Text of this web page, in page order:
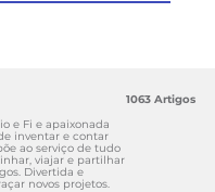
e Fi e apaixonada
inventar e contar
ao serviço de tudo
viajar e partilhar
Divertida e
novos projetos.
1063 Artigos